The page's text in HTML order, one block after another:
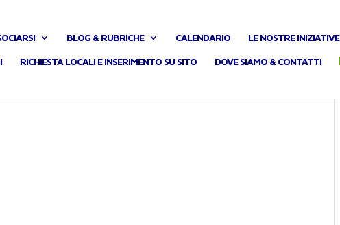
BLOG & RUBRICHE CALENDARIO LE NOSTRE INIZIATIVE
RICHIESTA LOCALI E INSERIMENTO SU SITO DOVE SIAMO & CONTATTI